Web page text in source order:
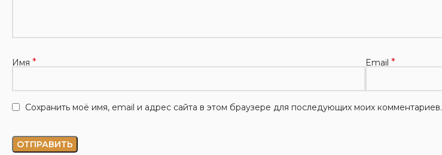
Имя * Email *
Сохранить моё имя, email и адрес сайта в этом браузере для последующих моих комментариев.